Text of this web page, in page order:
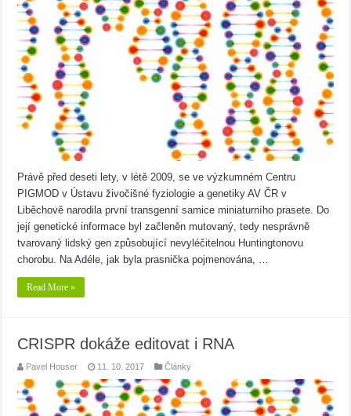
Právě před deseti lety, v létě 2009, se ve výzkumném Centru
PIGMOD v Ústavu živočišné fyziologie a genetiky AV ČR v
Liběchově narodila první transgenní samice miniaturního prasete. Do
její genetické informace byl začleněn mutovaný, tedy nesprávně
tvarovaný lidský gen způsobující nevyléčitelnou Huntingtonovu
chorobu. Na Adéle, jak byla prasnička pojmenována, …
Read More »
CRISPR dokáže editovat i RNA
Pavel Houser 11. 10. 2017 Články